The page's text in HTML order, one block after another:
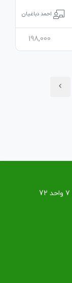
احمد دباغیان
198,000